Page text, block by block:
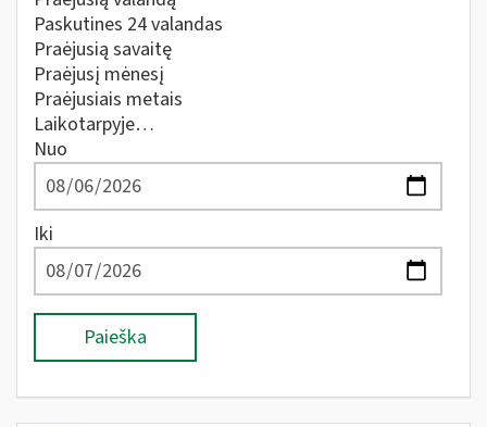
Paskutines 24 valandas
Praėjusią savaitę
Praėjusį mėnesį
Praėjusiais metais
Laikotarpyje…
Nuo
Iki
Paieška